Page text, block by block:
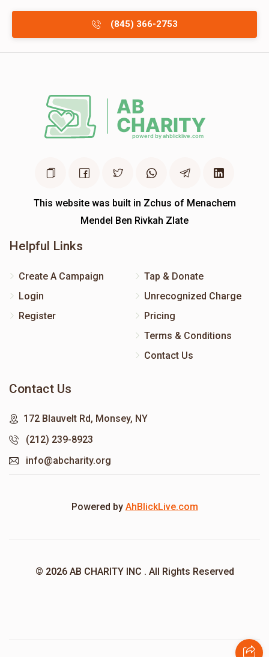
(845) 366-2753
This website was built in Zchus of Menachem
Mendel Ben Rivkah Zlate
Helpful Links
Create A Campaign
Login
Register
Tap & Donate
Unrecognized Charge
Pricing
Terms & Conditions
Contact Us
Contact Us
172 Blauvelt Rd, Monsey, NY
(212) 239-8923
info@abcharity.org
Powered by AhBlickLive.com
© 2026 AB CHARITY INC . All Rights Reserved